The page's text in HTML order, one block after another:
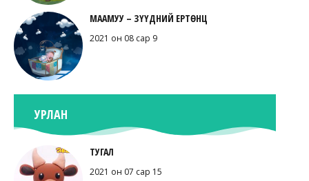
МААМУУ – ЗҮҮДНИЙ ЕРТӨНЦ
2021 он 08 сар 9
УРЛАН
ТУГАЛ
2021 он 07 сар 15